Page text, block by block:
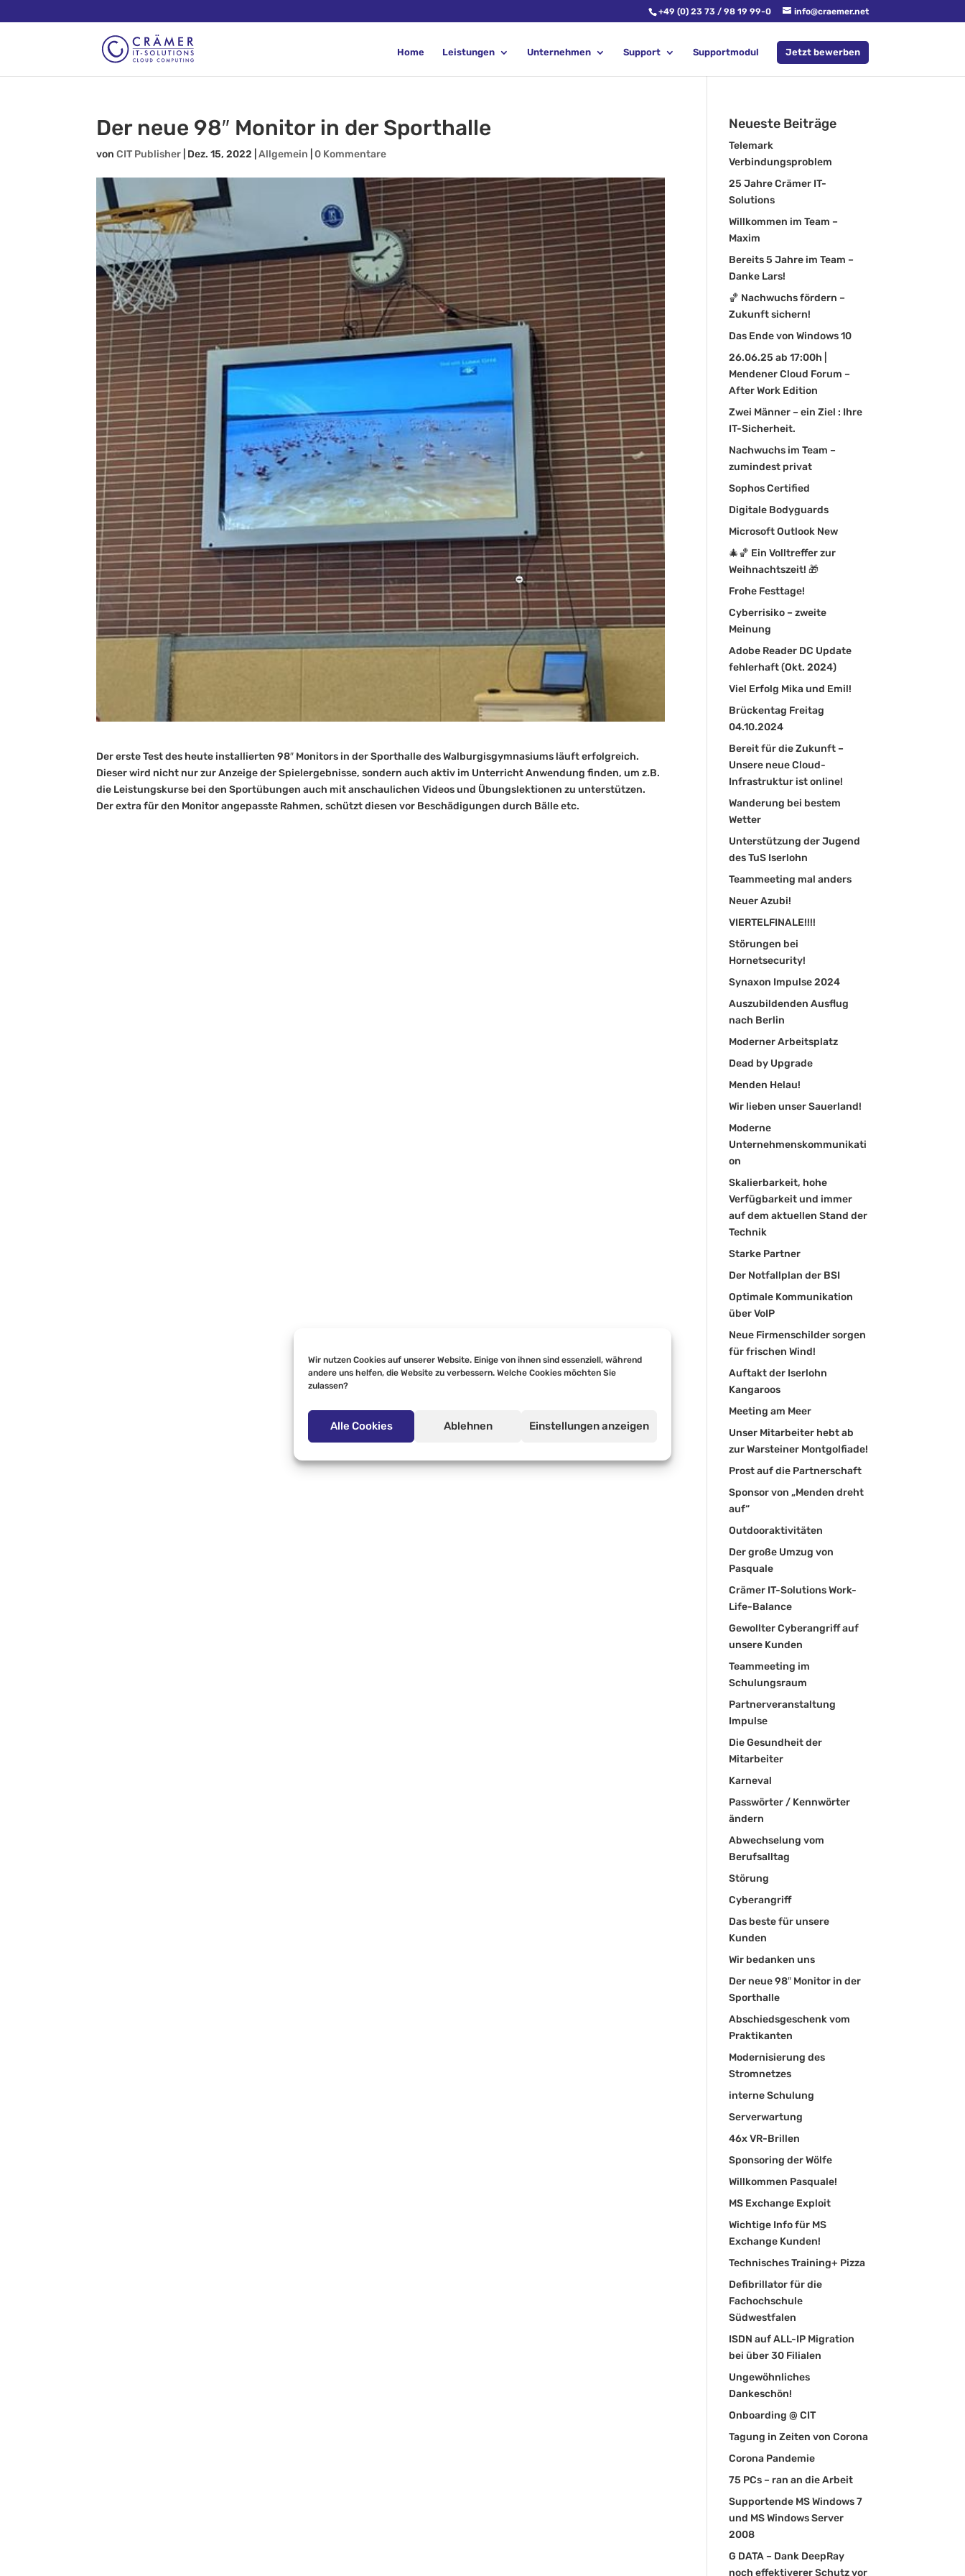
Wir nutzen Cookies auf unserer Website. Einige von ihnen sind essenziell, während
andere uns helfen, die Website zu verbessern. Welche Cookies möchten Sie
zulassen?
Alle Cookies Ablehnen Einstellungen anzeigen
+49 (0) 23 73 / 98 19 99-0 info@craemer.net
Home Leistungen Unternehmen Support Supportmodul Jetzt bewerben
Der neue 98″ Monitor in der Sporthalle
vonCIT Publisher Dez. 15, 2022 |Allgemein |0 Kommentare
Der erste Test des heute installierten 98″ Monitors in der Sporthalle des Walburgisgymnasiums läuft erfolgreich.
Dieser wird nicht nur zur Anzeige der Spielergebnisse, sondern auch aktiv im Unterricht Anwendung finden, um z.B.
die Leistungskurse bei den Sportübungen auch mit anschaulichen Videos und Übungslektionen zu unterstützen.
Der extra für den Monitor angepasste Rahmen, schützt diesen vor Beschädigungen durch Bälle etc.
Neueste Beiträge
Telemark
Verbindungsproblem
25 Jahre Crämer IT-
Solutions
Willkommen im Team –
Maxim
Bereits 5 Jahre im Team –
Danke Lars!
🏀 Nachwuchs fördern –
Zukunft sichern!
Das Ende von Windows 10
26.06.25 ab 17:00h |
Mendener Cloud Forum –
After Work Edition
Zwei Männer – ein Ziel : Ihre
IT-Sicherheit.
Nachwuchs im Team –
zumindest privat
Sophos Certified
Digitale Bodyguards
Microsoft Outlook New
🎄🏀 Ein Volltreffer zur
Weihnachtszeit! 🎁
Frohe Festtage!
Cyberrisiko – zweite
Meinung
Adobe Reader DC Update
fehlerhaft (Okt. 2024)
Viel Erfolg Mika und Emil!
Brückentag Freitag
04.10.2024
Bereit für die Zukunft –
Unsere neue Cloud-
Infrastruktur ist online!
Wanderung bei bestem
Wetter
Unterstützung der Jugend
des TuS Iserlohn
Teammeeting mal anders
Neuer Azubi!
VIERTELFINALE!!!!
Störungen bei
Hornetsecurity!
Synaxon Impulse 2024
Auszubildenden Ausflug
nach Berlin
Moderner Arbeitsplatz
Dead by Upgrade
Menden Helau!
Wir lieben unser Sauerland!
Moderne
Unternehmenskommunikati
on
Skalierbarkeit, hohe
Verfügbarkeit und immer
auf dem aktuellen Stand der
Technik
Starke Partner
Der Notfallplan der BSI
Optimale Kommunikation
über VoIP
Neue Firmenschilder sorgen
für frischen Wind!
Auftakt der Iserlohn
Kangaroos
Meeting am Meer
Unser Mitarbeiter hebt ab
zur Warsteiner Montgolfiade!
Prost auf die Partnerschaft
Sponsor von „Menden dreht
auf“
Outdooraktivitäten
Der große Umzug von
Pasquale
Crämer IT-Solutions Work-
Life-Balance
Gewollter Cyberangriff auf
unsere Kunden
Teammeeting im
Schulungsraum
Partnerveranstaltung
Impulse
Die Gesundheit der
Mitarbeiter
Karneval
Passwörter / Kennwörter
ändern
Abwechselung vom
Berufsalltag
Störung
Cyberangriff
Das beste für unsere
Kunden
Wir bedanken uns
Der neue 98″ Monitor in der
Sporthalle
Abschiedsgeschenk vom
Praktikanten
Modernisierung des
Stromnetzes
interne Schulung
Serverwartung
46x VR-Brillen
Sponsoring der Wölfe
Willkommen Pasquale!
MS Exchange Exploit
Wichtige Info für MS
Exchange Kunden!
Technisches Training+ Pizza
Defibrillator für die
Fachochschule
Südwestfalen
ISDN auf ALL-IP Migration
bei über 30 Filialen
Ungewöhnliches
Dankeschön!
Onboarding @ CIT
Tagung in Zeiten von Corona
Corona Pandemie
75 PCs – ran an die Arbeit
Supportende MS Windows 7
und MS Windows Server
2008
G DATA – Dank DeepRay
noch effektiverer Schutz vor